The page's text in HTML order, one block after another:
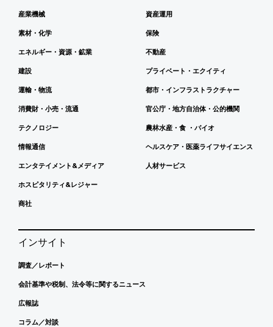
産業機械
素材・化学
エネルギー・資源・鉱業
建設
運輸・物流
消費財・小売・流通
テクノロジー
情報通信
エンタテイメント&メディア
ホスピタリティ&レジャー
商社
資産運用
保険
不動産
プライベート・エクイティ
都市・インフラストラクチャー
官公庁・地方自治体・公的機関
農林水産・食 ・バイオ
ヘルスケア・医薬ライフサイエンス
人材サービス
インサイト
調査／レポート
会計基準や税制、法令等に関するニュース
広報誌
コラム／対談